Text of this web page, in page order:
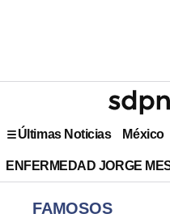
Últimas Noticias México
ENFERMEDAD JORGE
FAMOSOS